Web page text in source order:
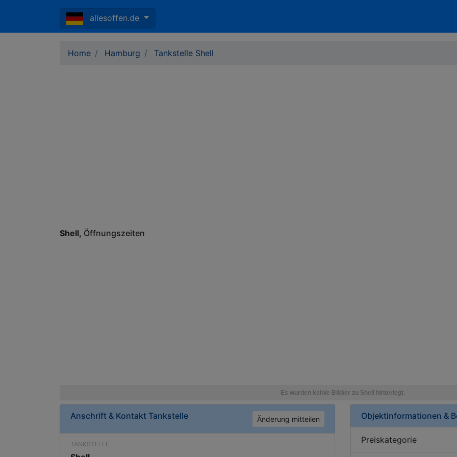
allesoffen.de
Home Hamburg Tankstelle Shell
Shell Öffnungszeiten
Anschrift & Kontakt Tankstelle Änderung mitteilen
TANKSTELLE
Objektinformationen &
Preiskategorie